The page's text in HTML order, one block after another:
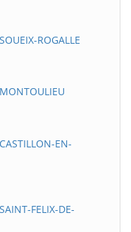
ROGALLE
EN-
FELIX-DE-